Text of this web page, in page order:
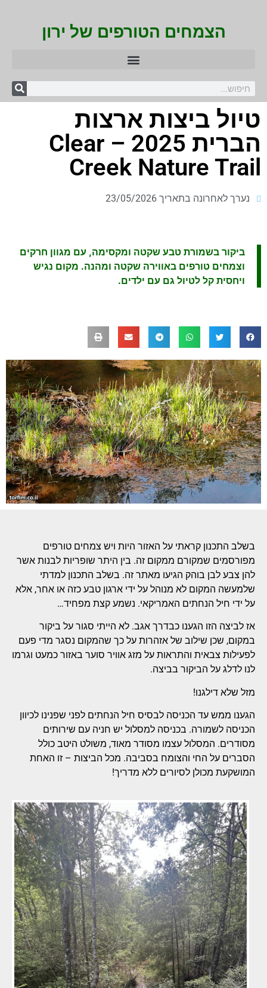
הצמחים הטורפים של ירון
טיול ביצות ארצות
הברית 2025 – Clear
Creek Nature Trail
נערך לאחרונה בתאריך 23/05/2026
ביקור בשמורת טבע שקטה ומקסימה, עם מגוון חרקים
וצמחים טורפים באווירה שקטה ומהנה. מקום נגיש
ויחסית קל לטיול גם עם ילדים.
בשלב התכנון קראתי על האזור היות ויש צמחים טורפים
מפורסמים שמקורם ממקום זה. בין היתר שופריות לבנות אשר
להן צבע לבן בוהק הגיעו מאתר זה. בשלב התכנון למדתי
שלמעשה המקום לא מנוהל על ידי ארגון טבע כזה או אחר, אלא
על ידי חיל הנחתים האמריקאי. נשמע קצת מפחיד…
אז לביצה הזו הגענו כבדרך אגב. לא הייתי סגור על ביקור
במקום, שכן שילוב של אזהרות על כך שהמקום נסגר מדי פעם
לפעילות צבאית והתראות על מזג אוויר סוער באזור כמעט וגרמו
לנו לדלג על הביקור בביצה.
מזל שלא דילגנו!
הגענו ממש עד הכניסה לבסיס חיל הנחתים לפני שפנינו לכיוון
הכניסה לשמורה. בכניסה למסלול יש חניה עם שירותים
מסודרים. המסלול עצמו מסודר מאוד, משולט היטב כולל
הסברים על החי והצומח בסביבה. מכל הביצות – זו האחת
המושקעת מכולן לסיורים ללא מדריך!